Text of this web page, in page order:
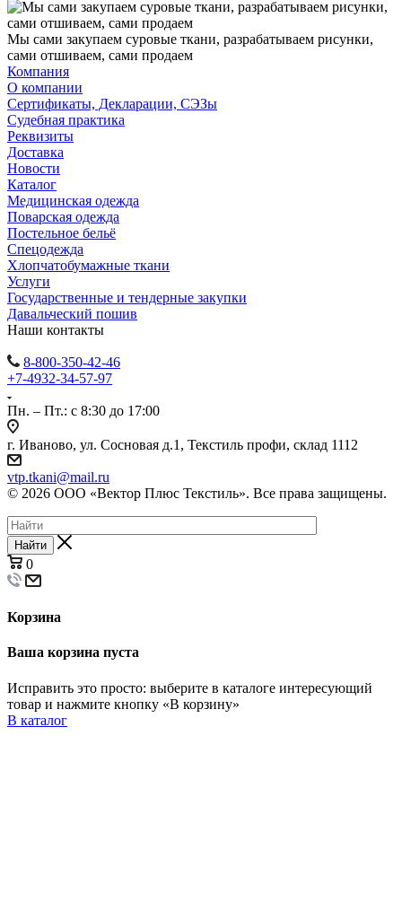
Мы сами закупаем суровые ткани, разрабатываем рисунки,
сами отшиваем, сами продаем
Компания
О компании
Сертификаты, Декларации, СЭЗы
Судебная практика
Реквизиты
Доставка
Новости
Каталог
Медицинская одежда
Поварская одежда
Постельное бельё
Спецодежда
Хлопчатобумажные ткани
Услуги
Государственные и тендерные закупки
Давальческий пошив
Наши контакты
8-800-350-42-46
+7-4932-34-57-97
Пн. – Пт.: с 8:30 до 17:00
г. Иваново, ул. Сосновая д.1, Текстиль профи, склад 1112
vtp.tkani@mail.ru
© 2026 ООО «Вектор Плюс Текстиль». Все права защищены.
Найти
0
Корзина
Ваша корзина пуста
Исправить это просто: выберите в каталоге интересующий
товар и нажмите кнопку «В корзину»
В каталог